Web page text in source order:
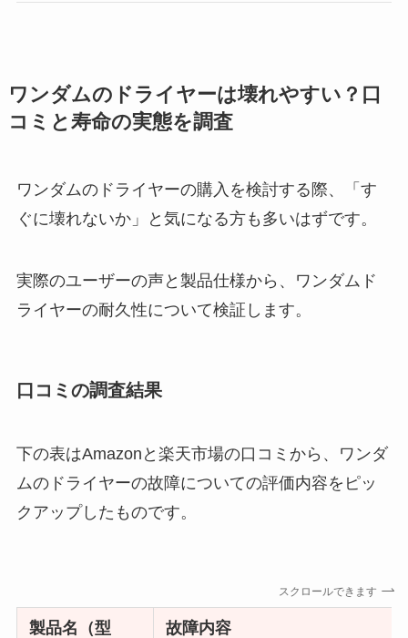
ワンダムのドライヤーは壊れやすい？口
コミと寿命の実態を調査
ワンダムのドライヤーの購入を検討する際、「す
ぐに壊れないか」と気になる方も多いはずです。
実際のユーザーの声と製品仕様から、ワンダムド
ライヤーの耐久性について検証します。
口コミの調査結果
下の表はAmazonと楽天市場の口コミから、ワンダ
ムのドライヤーの故障についての評価内容をピッ
クアップしたものです。
スクロールできます
製品名（型
故障内容